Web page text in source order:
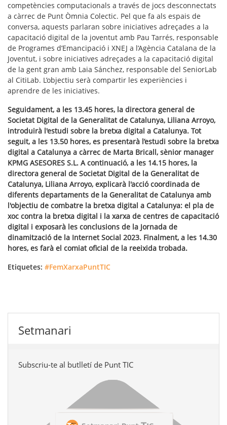
competències computacionals a través de jocs desconnectats
a càrrec de Punt Òmnia Colectic. Pel que fa als espais de
conversa, aquests parlaran sobre iniciatives adreçades a la
capacitació digital de la joventut amb Pau Tarrés, responsable
de Programes d’Emancipació i XNEJ a l’Agència Catalana de la
Joventut, i sobre iniciatives adreçades a la capacitació digital
de la gent gran amb Laia Sánchez, responsable del SeniorLab
al CitiLab. L’objectiu serà compartir les experiències i
aprendre de les iniciatives.
Seguidament, a les 13.45 hores, la directora general de
Societat Digital de la Generalitat de Catalunya, Liliana Arroyo,
introduirà l'estudi sobre la bretxa digital a Catalunya. Tot
seguit, a les 13.50 hores, es presentarà l’estudi sobre la bretxa
digital a Catalunya a càrrec de Marta Bricall, sènior manager
KPMG ASESORES S.L. A continuació, a les 14.15 hores, la
directora general de Societat Digital de la Generalitat de
Catalunya, Liliana Arroyo, explicarà l'acció coordinada de
diferents departaments de la Generalitat de Catalunya amb
l'objectiu de combatre la bretxa digital a Catalunya: el pla de
xoc contra la bretxa digital i la xarxa de centres de capacitació
digital i exposarà les conclusions de la Jornada de
dinamització de la Internet Social 2023. Finalment, a les 14.30
hores, es farà el comiat oficial de la reeixida trobada.
Etiquetes: #FemXarxaPuntTIC
Setmanari
Subscriu-te al butlletí de Punt TIC